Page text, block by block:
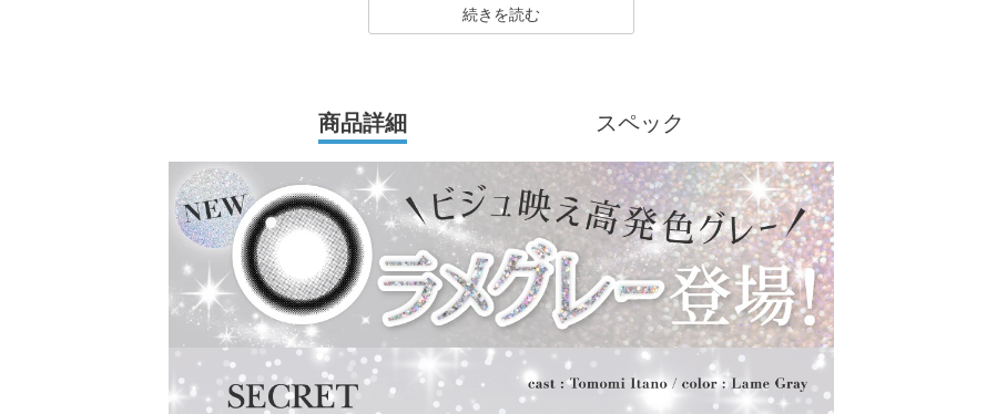
secret candymagic 1day（シークレット キャンディーマジック ワンデー）は2012年発売以来、
DIA14.5mmの「盛れる」大きめサイズで、元祖ちゅるんカラコン「キャンマジ3番」や王道黒
光カラコンなど、トレンドのカラコンを生み出し続けています。
2025年にはラメ入りカラコンが登場＆水光カラーは軸固定の回らない水光カラコンに進化し、
レンズスペックもUVカット機能・うるおい成分を追加＆高含水レンズにリニューアル！
さらに待望の乱視用カラコン secretcandymagic toric（シークレットキャンディーマジック ト
ーリック）も新登場しました。
常に最旬の「盛れる」と「お客様のニーズ」をキャッチし、進化し続けるブランドです。
商品詳細 スペック